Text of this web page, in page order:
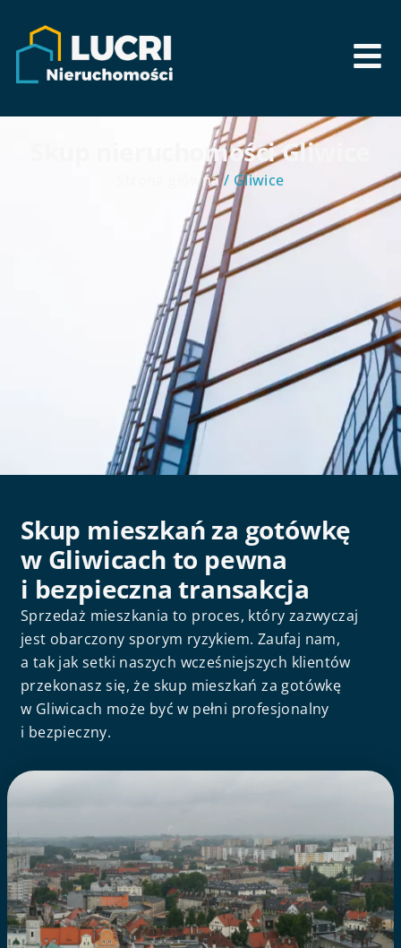
Skup nieruchomości Gliwice
Strona główna/ Gliwice
Skup mieszkań za gotówkę
w Gliwicach to pewna
i bezpieczna transakcja
Sprzedaż mieszkania to proces, który zazwyczaj
jest obarczony sporym ryzykiem. Zaufaj nam,
a tak jak setki naszych wcześniejszych klientów
przekonasz się, że skup mieszkań za gotówkę
w Gliwicach może być w pełni profesjonalny
i bezpieczny.